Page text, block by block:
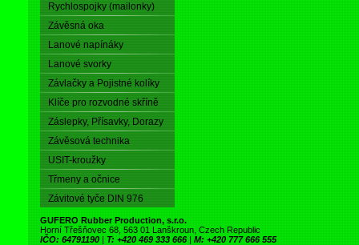
Rychlospojky (mailonky)
Závěsná oka
Lanové napínáky
Lanové svorky
Závlačky a Pojistné kolíky
Klíče pro rozvodné skříně
Záslepky, Přísavky, Dorazy
Závěsová technika
USIT-kroužky
Třmeny a očnice
Závitové tyče DIN 976
GUFERO Rubber Production, s.r.o.
Horní Třešňovec 68, 563 01 Lanškroun, Czech Republic
IČO: 64791190 | T: +420 469 333 666 | M: +420 777 666 555